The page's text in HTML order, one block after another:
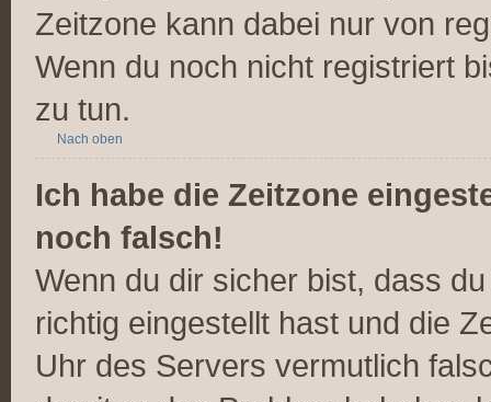
Zeitzone kann dabei nur von
Wenn du noch nicht registriert
zu tun.
Nach oben
Ich habe die Zeitzone
noch falsch!
Wenn du dir sicher bist, dass
richtig eingestellt hast und die
Uhr des Servers vermutlich